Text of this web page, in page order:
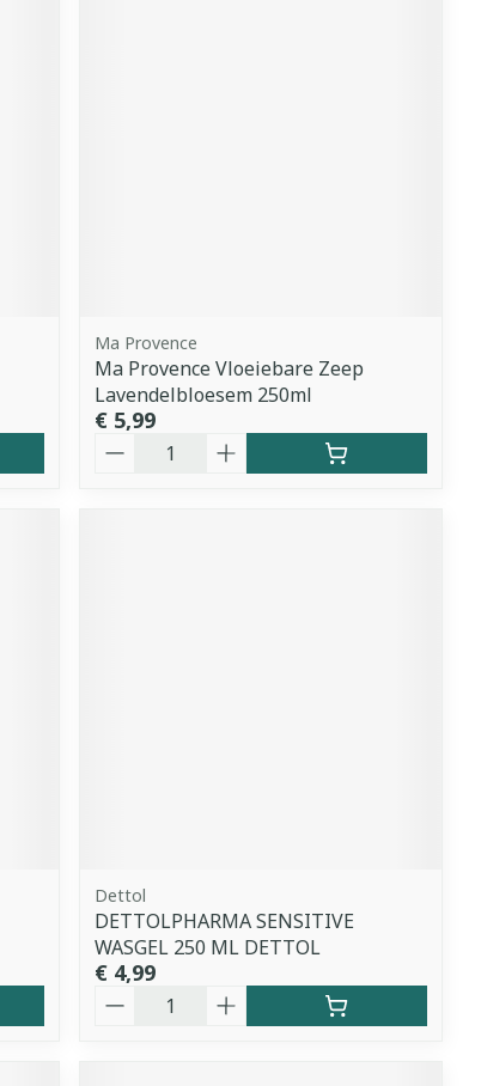
Ma Provence
Ma Provence Vloeiebare Zeep
Lavendelbloesem 250ml
€ 5,99
Dettol
DETTOLPHARMA SENSITIVE
WASGEL 250 ML DETTOL
€ 4,99